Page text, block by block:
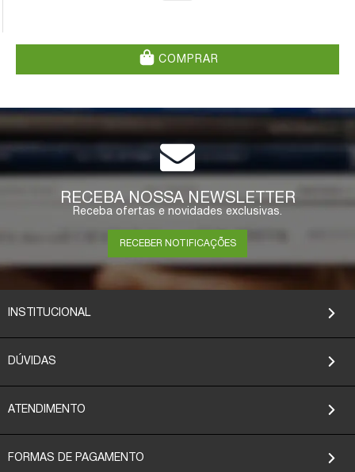
COMPRAR
RECEBA NOSSA NEWSLETTER
Receba ofertas e novidades exclusivas.
RECEBER NOTIFICAÇÕES
INSTITUCIONAL
DÚVIDAS
ATENDIMENTO
FORMAS DE PAGAMENTO